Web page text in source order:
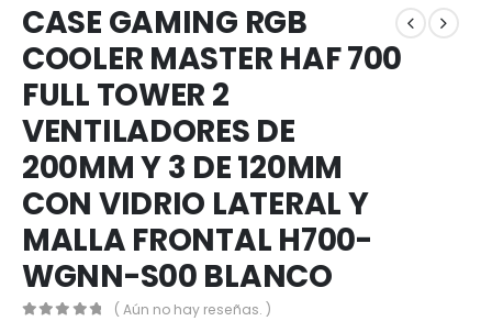
CASE GAMING RGB
COOLER MASTER HAF 700
FULL TOWER 2
VENTILADORES DE
200MM Y 3 DE 120MM
CON VIDRIO LATERAL Y
MALLA FRONTAL H700-
WGNN-S00 BLANCO
( Aún no hay reseñas. )